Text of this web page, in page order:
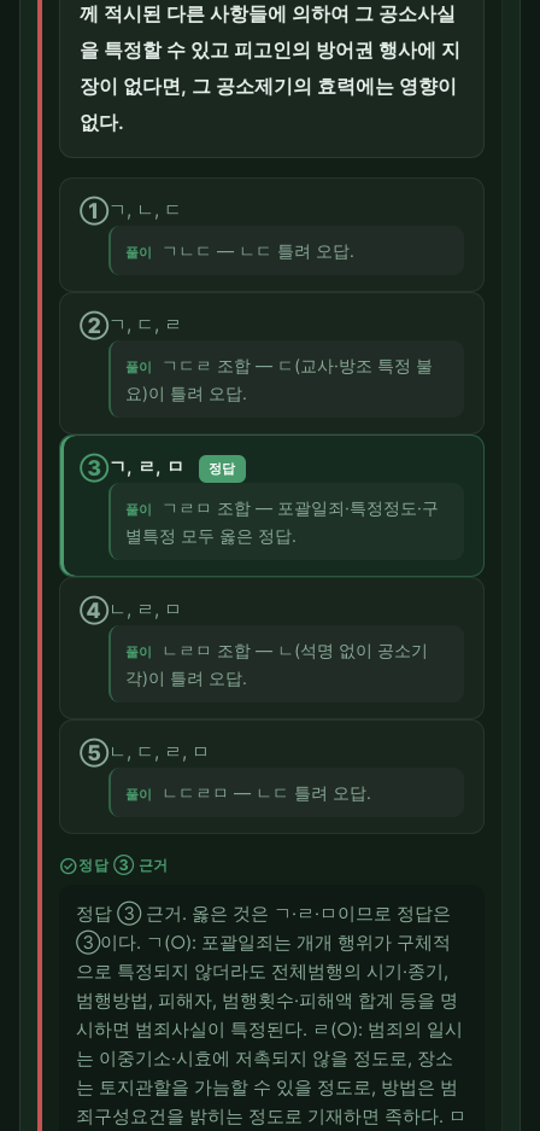
께 적시된 다른 사항들에 의하여 그 공소사실
을 특정할 수 있고 피고인의 방어권 행사에 지
장이 없다면, 그 공소제기의 효력에는 영향이
없다.
①ㄱ, ㄴ, ㄷ
풀이 ㄱㄴㄷ — ㄴㄷ 틀려 오답.
②ㄱ, ㄷ, ㄹ
풀이
ㄱㄷㄹ 조합 — ㄷ(교사·방조 특정 불
요)이 틀려 오답.
③ㄱ, ㄹ, ㅁ 정답
풀이
ㄱㄹㅁ 조합 — 포괄일죄·특정정도·구
별특정 모두 옳은 정답.
④ㄴ, ㄹ, ㅁ
풀이
ㄴㄹㅁ 조합 — ㄴ(석명 없이 공소기
각)이 틀려 오답.
⑤ㄴ, ㄷ, ㄹ, ㅁ
풀이 ㄴㄷㄹㅁ — ㄴㄷ 틀려 오답.
check_circle정답 ③ 근거
정답 ③ 근거. 옳은 것은 ㄱ·ㄹ·ㅁ이므로 정답은
③이다. ㄱ(○): 포괄일죄는 개개 행위가 구체적
으로 특정되지 않더라도 전체범행의 시기·종기,
범행방법, 피해자, 범행횟수·피해액 합계 등을 명
시하면 범죄사실이 특정된다. ㄹ(○): 범죄의 일시
는 이중기소·시효에 저촉되지 않을 정도로, 장소
는 토지관할을 가늠할 수 있을 정도로, 방법은 범
죄구성요건을 밝히는 정도로 기재하면 족하다. ㅁ